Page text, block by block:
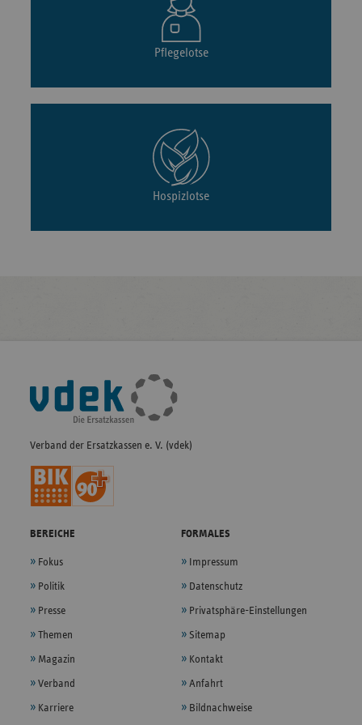
Pflegelotse
Hospizlotse
Fußleisten-
Navigation
Verband der Ersatzkassen e. V. (vdek)
BEREICHE
Fokus
Politik
Presse
Themen
Magazin
Verband
Karriere
FORMALES
Impressum
Datenschutz
Privatsphäre-Einstellungen
Sitemap
Kontakt
Anfahrt
Bildnachweise